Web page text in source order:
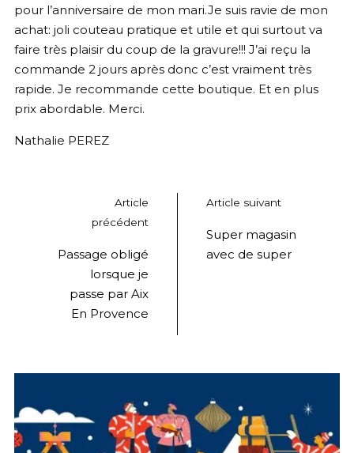
pour l’anniversaire de mon mari.Je suis ravie de mon
achat: joli couteau pratique et utile et qui surtout va
faire très plaisir du coup de la gravure!!! J’ai reçu la
commande 2 jours après donc c’est vraiment très
rapide. Je recommande cette boutique. Et en plus
prix abordable. Merci.
Nathalie PEREZ
Article
précédent
Passage obligé
lorsque je
passe par Aix
En Provence
Article suivant
Super magasin
avec de super